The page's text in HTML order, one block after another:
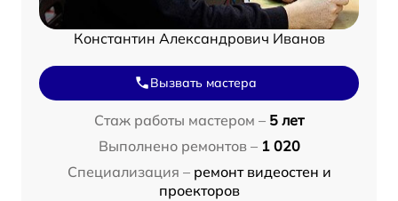
Константин Александрович Иванов
Вызвать мастера
Стаж работы мастером – 5 лет
Выполнено ремонтов – 1 020
Специализация – ремонт видеостен и
проекторов